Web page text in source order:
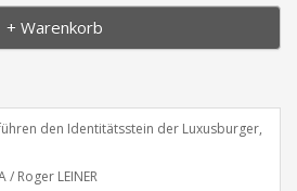
+ Warenkorb
den Identitätsstein der Luxusburger,
/ Roger LEINER